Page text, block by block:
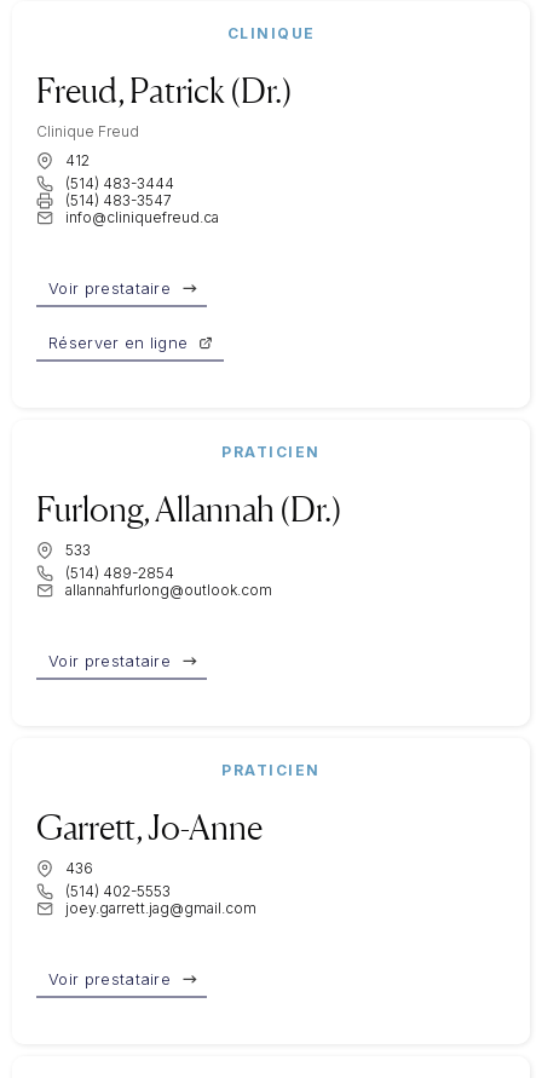
CLINIQUE
Freud, Patrick (Dr.)
Clinique Freud
412
(514) 483-3444
(514) 483-3547
info@cliniquefreud.ca
Voir prestataire
Réserver en ligne
PRATICIEN
Furlong, Allannah (Dr.)
533
(514) 489-2854
allannahfurlong@outlook.com
Voir prestataire
PRATICIEN
Garrett, Jo-Anne
436
(514) 402-5553
joey.garrett.jag@gmail.com
Voir prestataire